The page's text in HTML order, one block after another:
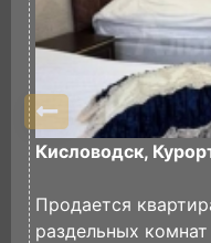
Кисловодск,
Продается
раздельных